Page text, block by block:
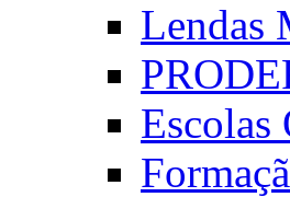
Lendas
Escolas